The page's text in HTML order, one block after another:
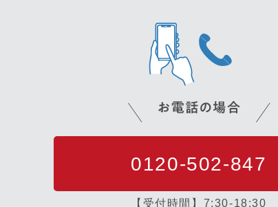
0120-502-847
【受付時間】7:30-18:30